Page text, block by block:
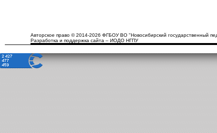
Авторское право © 2014-2026 ФГБОУ ВО "Новосибирский государственный
Разработка и поддержка сайта – ИОДО НГПУ